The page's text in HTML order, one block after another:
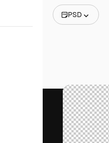
PSD
Video
Clip video
Motion graphic
Modelli di video
Icone
Modelli 3D
Font